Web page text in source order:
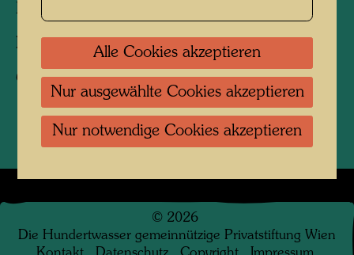
Hundertwasser, Friedrich Stowasser
Fotograf: Unbekannt Unknown
Copyright:Hundertwasser Archiv
© 2026
Die Hundertwasser gemeinnützige Privatstiftung Wien
Alle Cookies akzeptieren
Nur ausgewählte Cookies akzeptieren
Nur notwendige Cookies akzeptieren